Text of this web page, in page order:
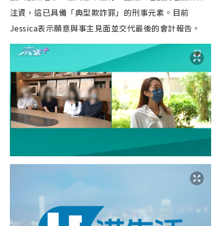
注資，這已具備「典型欺詐罪」的刑事元素。目前
Jessica表示願意與事主見面並交代最後的會計報告。